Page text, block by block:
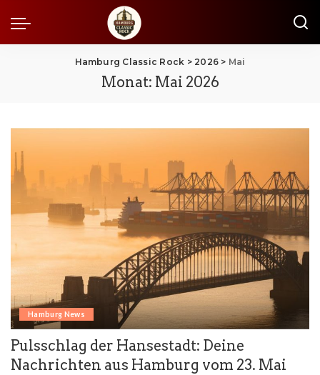
Hamburg Classic Rock > 2026 > Mai
Monat: Mai 2026
Hamburg News
Pulsschlag der Hansestadt: Deine
Nachrichten aus Hamburg vom 23. Mai